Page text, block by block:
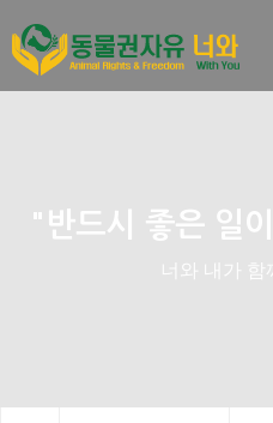
"반드시 좋은 일
너와 내가 함